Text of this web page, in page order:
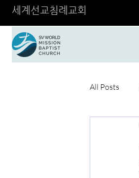
세계선교침례교회
All Posts